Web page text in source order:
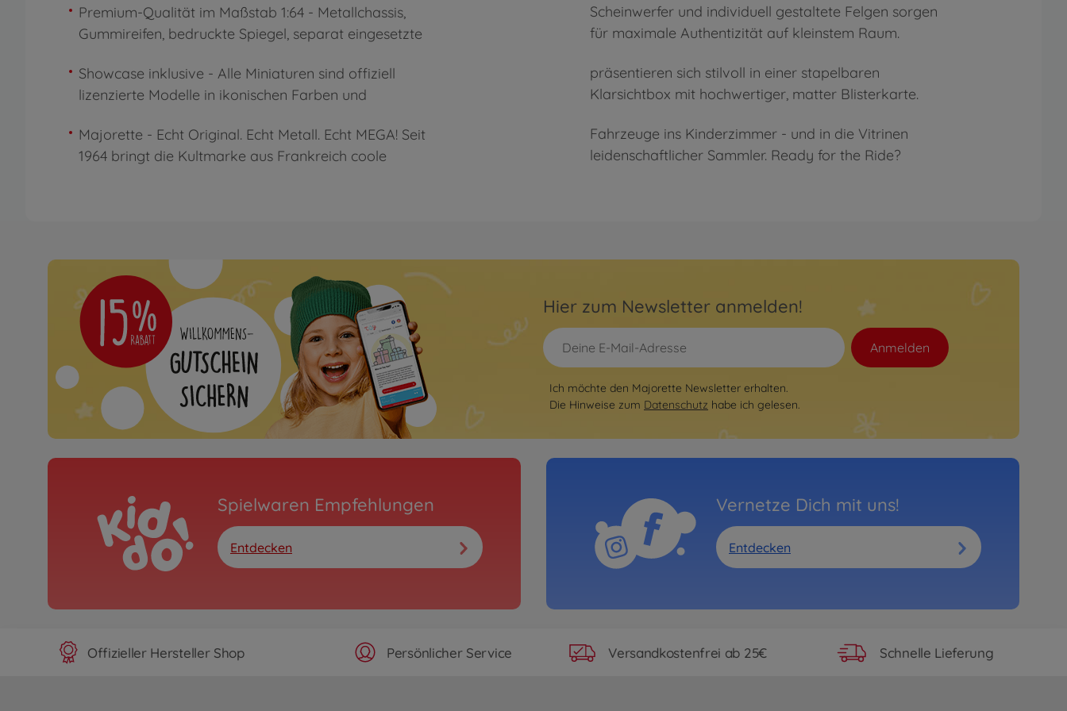
Premium-Qualität im Maßstab 1:64 - Metallchassis,
Gummireifen, bedruckte Spiegel, separat eingesetzte
Scheinwerfer und individuell gestaltete Felgen sorgen
für maximale Authentizität auf kleinstem Raum.
Showcase inklusive - Alle Miniaturen sind offiziell
lizenzierte Modelle in ikonischen Farben und
präsentieren sich stilvoll in einer stapelbaren
Klarsichtbox mit hochwertiger, matter Blisterkarte.
Majorette - Echt Original. Echt Metall. Echt MEGA! Seit
1964 bringt die Kultmarke aus Frankreich coole
Fahrzeuge ins Kinderzimmer - und in die Vitrinen
leidenschaftlicher Sammler. Ready for the Ride?
Hier zum Newsletter anmelden!
Anmelden
Ich möchte den Majorette Newsletter erhalten.
Die Hinweise zum Datenschutz habe ich gelesen.
Spielwaren Empfehlungen
Entdecken
Vernetze Dich mit uns!
Entdecken
Offizieller Hersteller Shop Persönlicher Service Versandkostenfrei ab 25€ Schnelle Lieferung